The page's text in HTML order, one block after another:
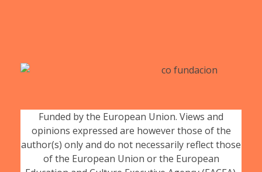
Funded by the European Union. Views and
opinions expressed are however those of the
author(s) only and do not necessarily reflect those
of the European Union or the European